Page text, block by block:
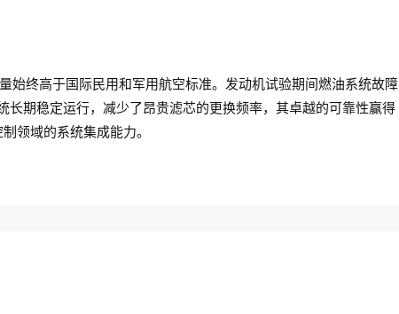
始终高于国际民用和军用航空标准。发动机试验期间燃油系统故障
期稳定运行，减少了昂贵滤芯的更换频率，其卓越的可靠性赢得
领域的系统集成能力。